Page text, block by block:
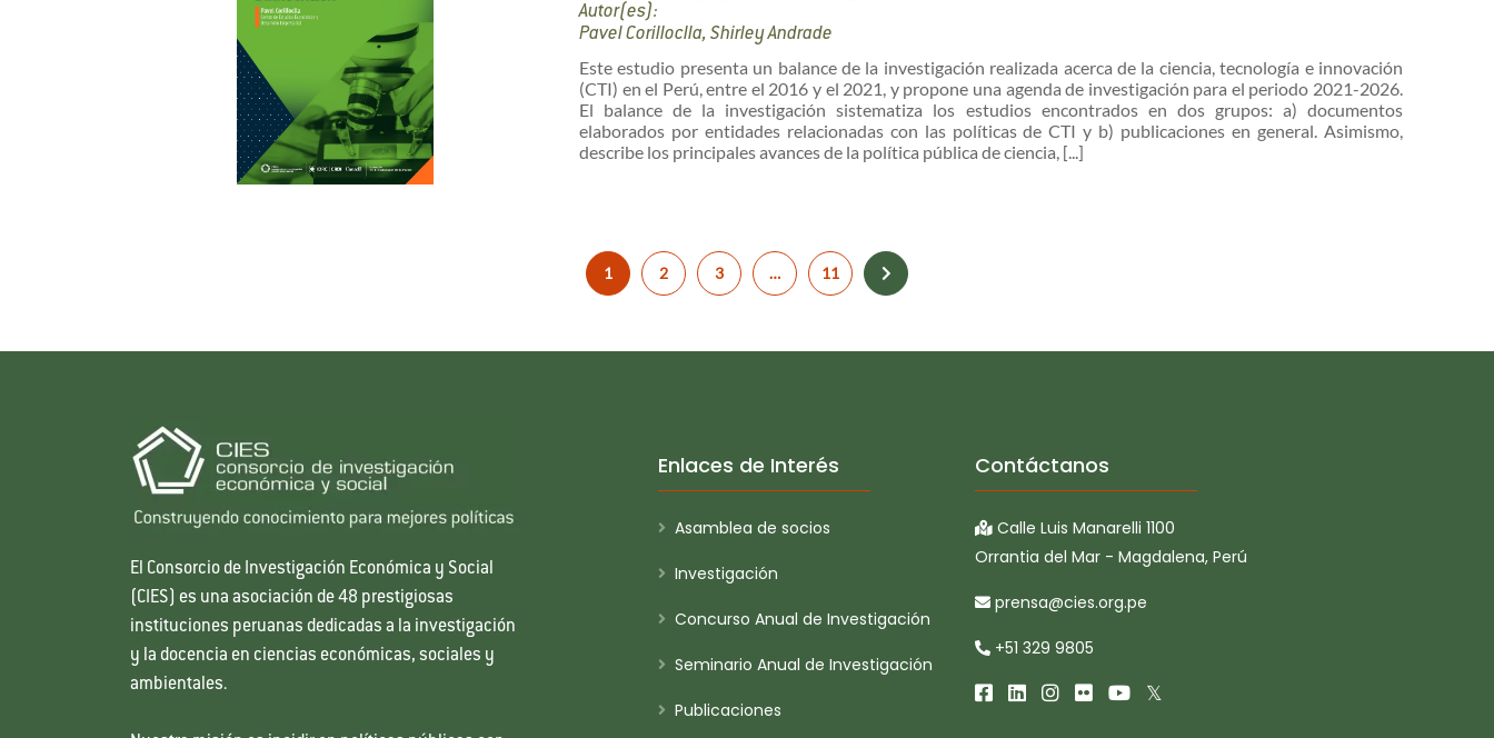
Autor(es):
Pavel Corilloclla, Shirley Andrade
Este estudio presenta un balance de la investigación realizada acerca de la ciencia, tecnología e innovación
(CTI) en el Perú, entre el 2016 y el 2021, y propone una agenda de investigación para el periodo 2021-2026.
El balance de la investigación sistematiza los estudios encontrados en dos grupos: a) documentos
elaborados por entidades relacionadas con las políticas de CTI y b) publicaciones en general. Asimismo,
describe los principales avances de la política pública de ciencia, [...]
1 2 3 … 11
El Consorcio de Investigación Económica y Social
(CIES) es una asociación de 48 prestigiosas
instituciones peruanas dedicadas a la investigación
y la docencia en ciencias económicas, sociales y
ambientales.
Enlaces de Interés
Asamblea de socios
Investigación
Concurso Anual de Investigación
Seminario Anual de Investigación
Publicaciones
Contáctanos
Calle Luis Manarelli 1100
Orrantia del Mar - Magdalena, Perú
prensa@cies.org.pe
+51 329 9805